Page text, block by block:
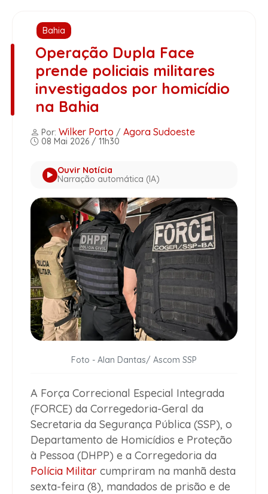
Bahia
Operação Dupla Face
prende policiais militares
investigados por homicídio
na Bahia
Por: Wilker Porto / Agora Sudoeste
08 Mai 2026 / 11h30
Ouvir Notícia
Narração automática (IA)
Foto - Alan Dantas/ Ascom SSP
A Força Correcional Especial Integrada
(FORCE) da Corregedoria-Geral da
Secretaria da Segurança Pública (SSP), o
Departamento de Homicídios e Proteção
à Pessoa (DHPP) e a Corregedoria da
Polícia Militar cumpriram na manhã desta
sexta-feira (8), mandados de prisão e de